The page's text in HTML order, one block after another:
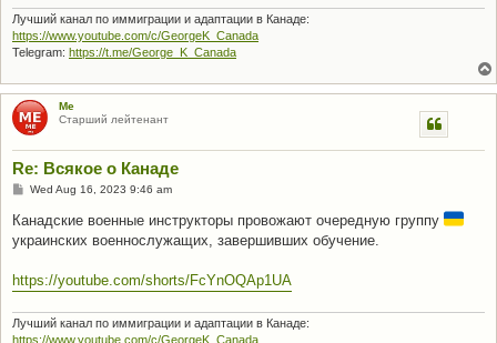
Лучший канал по иммиграции и адаптации в Канаде:
https://www.youtube.com/c/GeorgeK_Canada
Telegram: https://t.me/George_K_Canada
Me
Старший лейтенант
Re: Всякое о Канаде
P
s
t
Wed Aug 16, 2023 9:46 am
Канадские военные инструкторы провожают очередную группу
украинских военнослужащих, завершивших обучение.
https://youtube.com/shorts/FcYnOQAp1UA
Лучший канал по иммиграции и адаптации в Канаде:
https://www.youtube.com/c/GeorgeK_Canada